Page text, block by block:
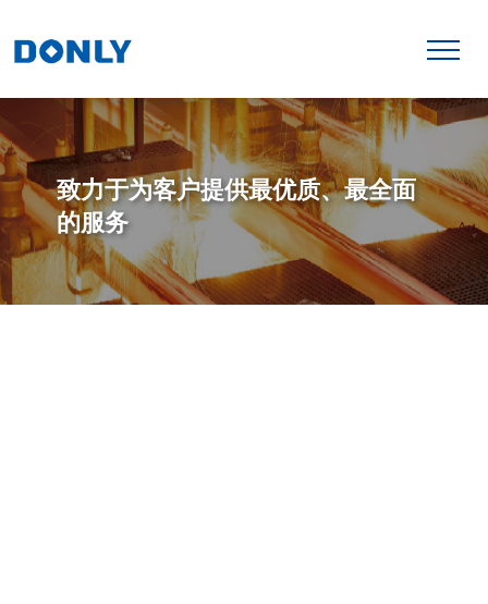
致力于为客户提供最优质、最全面
的服务